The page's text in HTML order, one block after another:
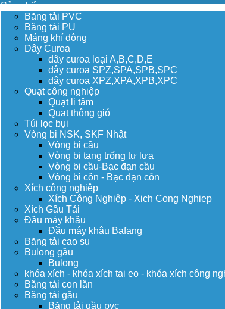
Sản phẩm
Băng tải PVC
Băng tải PU
Máng khí động
Dây Curoa
dây curoa loại A,B,C,D,E
dây curoa SPZ,SPA,SPB,SPC
dây curoa XPZ,XPA,XPB,XPC
Quạt công nghiệp
Quạt li tâm
Quạt thông gió
Túi lọc bụi
Vòng bi NSK, SKF Nhật
Vòng bi cầu
Vòng bi tang trống tự lựa
Vòng bi cầu-Bạc đạn cầu
Vòng bi côn - Bạc đạn côn
Xích công nghiệp
Xích Công Nghiệp - Xich Cong Nghiep
Xích Gầu Tải
Đầu máy khâu
Đầu máy khâu Bafang
Băng tải cao su
Bulong gầu
Bulong
khóa xích - khóa xích tai eo - khóa xích công
Băng tải con lăn
Băng tải gầu
Băng tải gầu pvc